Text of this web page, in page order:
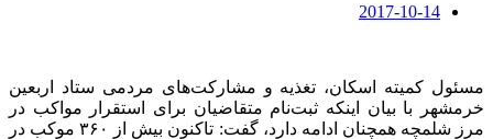
2017-10-14
مسئول کمیته اسکان، تغذیه و مشارکت‌های مردمی ستاد اربعین
خرمشهر با بیان اینکه ثبت‌نام متقاضیان برای استقرار مواکب در
مرز شلمچه همچنان ادامه دارد، گفت: تاکنون بیش از ۳۶۰ موکب در